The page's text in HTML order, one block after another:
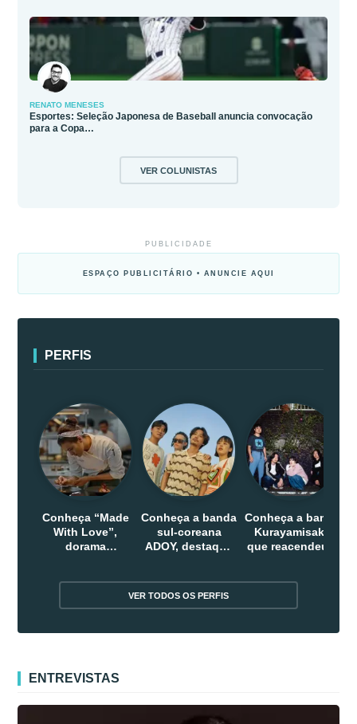
RENATO MENESES
Esportes: Seleção Japonesa de Baseball anuncia convocação
para a Copa…
VER COLUNISTAS
PUBLICIDADE
ESPAÇO PUBLICITÁRIO • ANUNCIE AQUI
PERFIS
Conheça “Made
With Love”,
dorama
Conheça a banda
sul-coreana
ADOY, destaque
Conheça a banda
Kurayamisaka
que reacendeu o
VER TODOS OS PERFIS
ENTREVISTAS